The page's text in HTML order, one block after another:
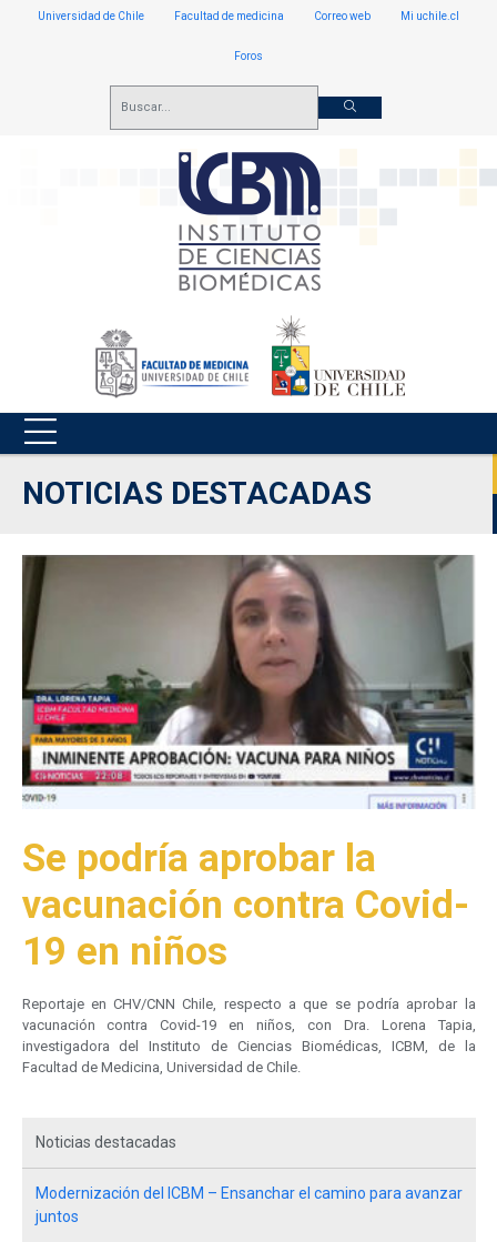
Universidad de Chile Facultad de medicina Correo web Mi uchile.cl
Foros
NOTICIAS DESTACADAS
Se podría aprobar la
vacunación contra Covid-
19 en niños
Reportaje en CHV/CNN Chile, respecto a que se podría aprobar la
vacunación contra Covid-19 en niños, con Dra. Lorena Tapia,
investigadora del Instituto de Ciencias Biomédicas, ICBM, de la
Facultad de Medicina, Universidad de Chile.
Noticias destacadas
Modernización del ICBM – Ensanchar el camino para avanzar
juntos